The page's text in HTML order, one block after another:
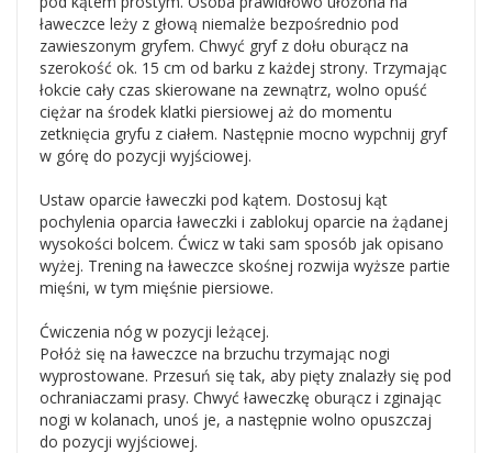
ławeczce leży z głową niemalże bezpośrednio pod
zawieszonym gryfem. Chwyć gryf z dołu oburącz na
szerokość ok. 15 cm od barku z każdej strony. Trzymając
łokcie cały czas skierowane na zewnątrz, wolno opuść
ciężar na środek klatki piersiowej aż do momentu
zetknięcia gryfu z ciałem. Następnie mocno wypchnij gryf
w górę do pozycji wyjściowej.
Ustaw oparcie ławeczki pod kątem. Dostosuj kąt
pochylenia oparcia ławeczki i zablokuj oparcie na żądanej
wysokości bolcem. Ćwicz w taki sam sposób jak opisano
wyżej. Trening na ławeczce skośnej rozwija wyższe partie
mięśni, w tym mięśnie piersiowe.
Ćwiczenia nóg w pozycji leżącej.
Połóż się na ławeczce na brzuchu trzymając nogi
wyprostowane. Przesuń się tak, aby pięty znalazły się pod
ochraniaczami prasy. Chwyć ławeczkę oburącz i zginając
nogi w kolanach, unoś je, a następnie wolno opuszczaj
do pozycji wyjściowej.